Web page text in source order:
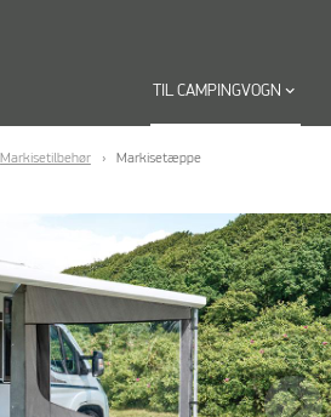
TIL CAMPINGVOGN keyboard_arrow_down
Markisetilbehør Markisetæppe